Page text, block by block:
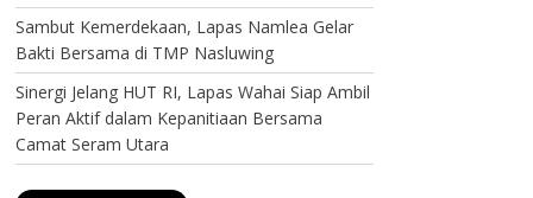
Sambut Kemerdekaan, Lapas Namlea Gelar
Bakti Bersama di TMP Nasluwing
Sinergi Jelang HUT RI, Lapas Wahai Siap Ambil
Peran Aktif dalam Kepanitiaan Bersama
Camat Seram Utara